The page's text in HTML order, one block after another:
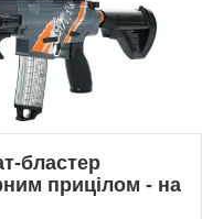
бластер
прицілом - на